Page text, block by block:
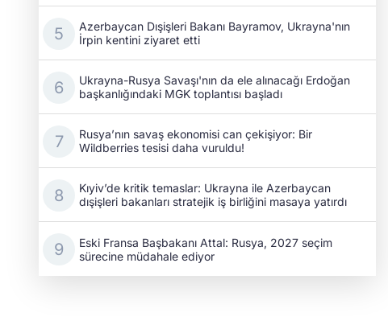
Azerbaycan Dışişleri Bakanı Bayramov, Ukrayna'nın
İrpin kentini ziyaret etti
Ukrayna-Rusya Savaşı'nın da ele alınacağı Erdoğan
başkanlığındaki MGK toplantısı başladı
Rusya’nın savaş ekonomisi can çekişiyor: Bir
Wildberries tesisi daha vuruldu!
Kıyiv’de kritik temaslar: Ukrayna ile Azerbaycan
dışişleri bakanları stratejik iş birliğini masaya yatırdı
Eski Fransa Başbakanı Attal: Rusya, 2027 seçim
sürecine müdahale ediyor